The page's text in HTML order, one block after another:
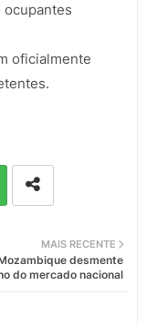
oficialmente
MAIS RECENTE
desmente
do mercado nacional